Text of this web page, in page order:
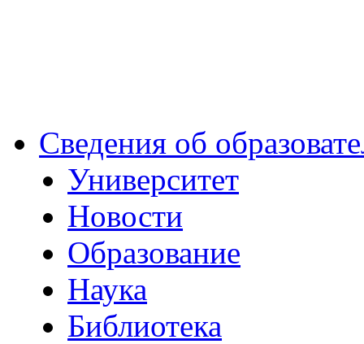
Сведения об
Университет
Новости
Образование
Наука
Библиотека